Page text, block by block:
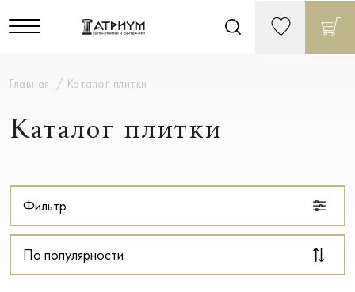
Главная Каталог плитки
Каталог плитки
Фильтр
По популярности